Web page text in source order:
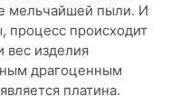
мельчайшей пыли. И
процесс происходит
вес изделия
драгоценным
платина.